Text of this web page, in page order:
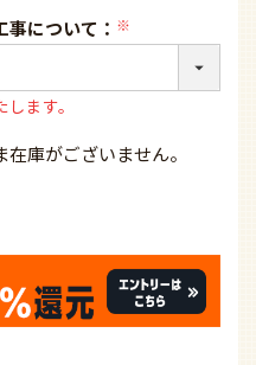
について：
(必
ます。
庫がございません。